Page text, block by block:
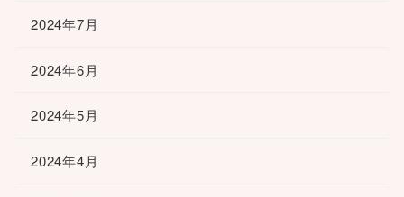
2024年7月
2024年6月
2024年5月
2024年4月